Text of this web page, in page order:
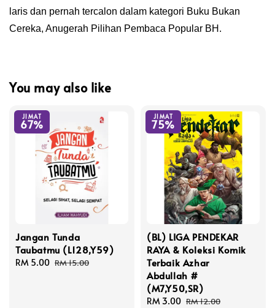
laris dan pernah tercalon dalam kategori Buku Bukan
Cereka, Anugerah Pilihan Pembaca Popular BH.
You may also like
JIMAT
67%
Jangan Tunda
Taubatmu (L128,Y59)
Sale
RM 5.00 Regular
RM 15.00
JIMAT
75%
(BL) LIGA PENDEKAR
RAYA & Koleksi Komik
Terbaik Azhar
Abdullah #
(M7,Y50,SR)
Sale
RM 3.00 Regular
RM 12.00